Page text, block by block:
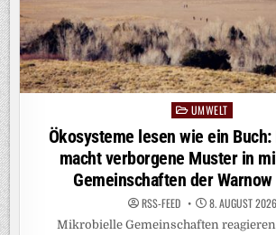
PostedUMWELT
Ökosysteme lesen wie ein
macht verborgene Muster in
Gemeinschaften der
RSS-FEED 8. AUGUST 2026
Mikrobielle Gemeinschaften